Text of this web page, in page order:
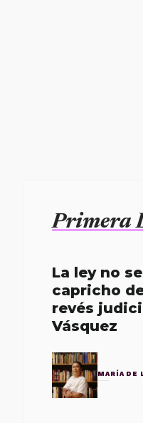
Primera
La ley no
capricho
revés
Vásquez
MARÍA DE